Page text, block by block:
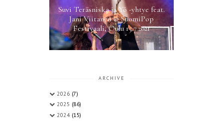
Suvi Teräsniska ja Yö -yhtye feat.
Jani Viitanen @ SuomiPop
Festivaali, Oulu 15.7.2021
ARCHIVE
2026 (7)
2025 (86)
2024 (15)